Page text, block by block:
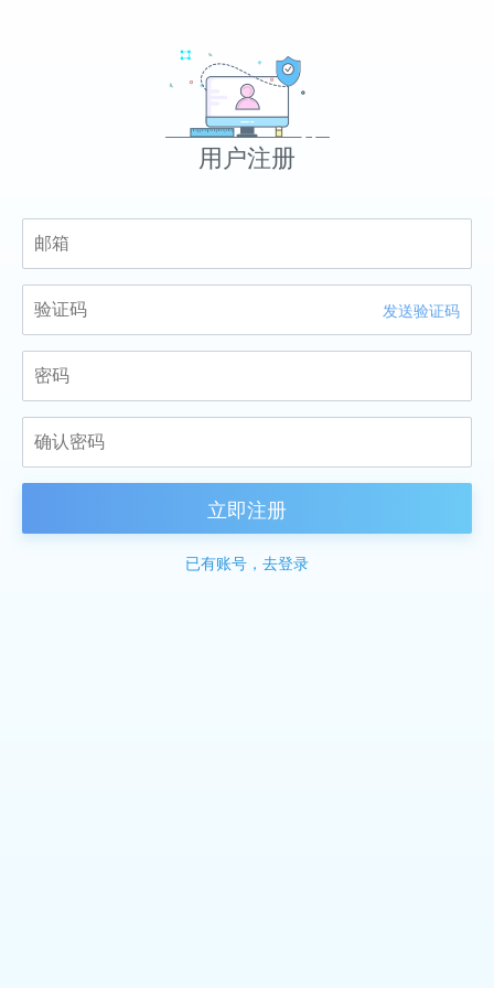
用户注册
发送验证码
立即注册
已有账号，去登录